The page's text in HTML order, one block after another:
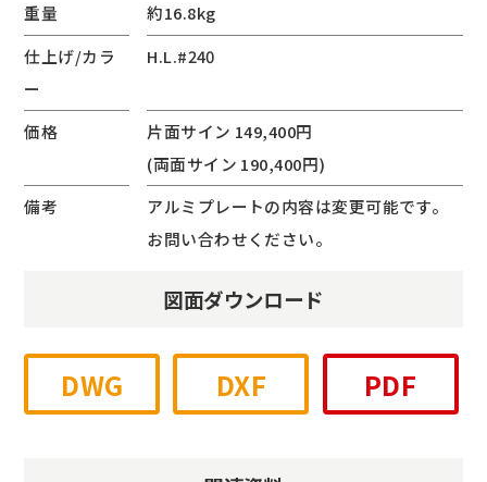
重量
約16.8kg
仕上げ/カラ
ー
H.L.#240
価格
片面サイン 149,400円
(両面サイン 190,400円)
備考
アルミプレートの内容は変更可能です。
お問い合わせください。
図面ダウンロード
DWG DXF PDF